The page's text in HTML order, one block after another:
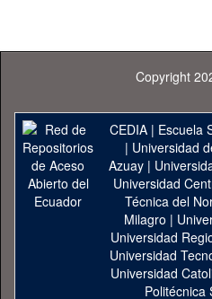
Copyright
CEDIA| Escuela
| Universidad
Azuay|
Universidad
Técnica del
Milagro |
Universidad
Universidad
Universidad
Politécnica